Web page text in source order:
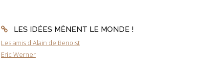
LES IDÉES MÈNENT LE MONDE !
Les amis d'Alain de Benoist
Eric Werner